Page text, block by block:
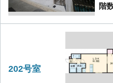
階
202号室